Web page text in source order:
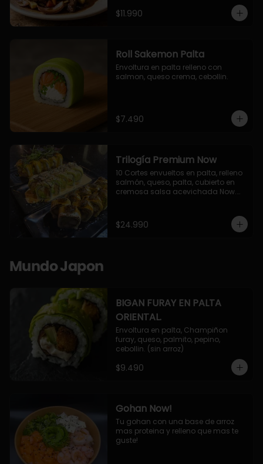
$11.990
Roll Sakemon Palta
Envoltura en palta relleno con
salmon, queso crema, cebollin.
$7.490
Trilogía Premium Now
10 Cortes envueltos en palta, relleno
salmón, queso, palta, cubierto en
cremosa salsa acevichada Now.
palta, cubierto con topping de
chimichurri de la casa flambeado.
$24.990
Mundo Japon
BIGAN FURAY EN PALTA
ORIENTAL.
Envoltura en palta, Champiñon
furay, queso, palmito, pepino,
cebollin. (sin arroz)
$9.490
Gohan Now!
Tu gohan con una base de arroz
mas proteina y relleno que mas te
guste!